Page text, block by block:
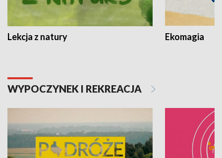
Lekcja z natury Ekomagia
WYPOCZYNEK I REKREACJA